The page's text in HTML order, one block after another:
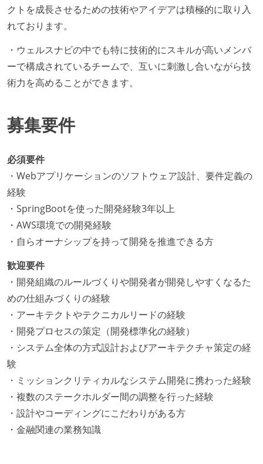
クトを成長させるための技術やアイデアは積極的に取り入
れております。
・ウェルスナビの中でも特に技術的にスキルが高いメンバ
ーで構成されているチームで、互いに刺激し合いながら技
術力を高めることができます。
募集要件
必須要件
・Webアプリケーションのソフトウェア設計、要件定義の
経験
・SpringBootを使った開発経験3年以上
・AWS環境での開発経験
・自らオーナシップを持って開発を推進できる方
歓迎要件
・開発組織のルールづくりや開発者が開発しやすくなるた
めの仕組みづくりの経験
・アーキテクトやテクニカルリードの経験
・開発プロセスの策定（開発標準化の経験）
・システム全体の方式設計およびアーキテクチャ策定の経
験
・ミッションクリティカルなシステム開発に携わった経験
・複数のステークホルダー間の調整を行った経験
・設計やコーディングにこだわりがある方
・金融関連の業務知識